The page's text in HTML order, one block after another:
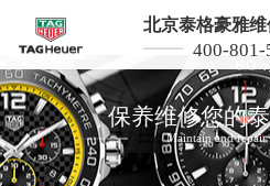
北京泰格豪雅
400-801-
保养维修您的
Maintain and repair